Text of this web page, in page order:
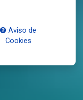
Aviso de
Cookies